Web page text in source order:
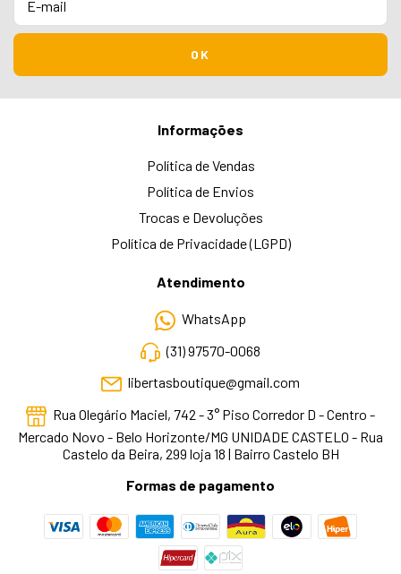
Informações
Política de Vendas
Política de Envios
Trocas e Devoluções
Política de Privacidade (LGPD)
Atendimento
WhatsApp
(31) 97570-0068
libertasboutique@gmail.com
Rua Olegário Maciel, 742 - 3° Piso Corredor D - Centro -
Mercado Novo - Belo Horizonte/MG UNIDADE CASTELO - Rua
Castelo da Beira, 299 loja 18 | Bairro Castelo BH
Formas de pagamento